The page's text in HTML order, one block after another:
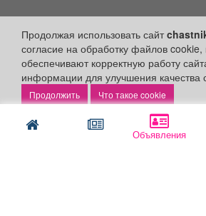
Объявления
Продолжая использовать сайт
согласие на обработку файлов cookie,
обеспечивают корректную работу
информации для улучшения качества
Что такое cookie
Политика конфиденциальности
Публикации с пометкой «Реклама», «На
«Партнёрский проект» оплачены
Редакция сайта не несет ответственности
информации, содержащейся в рекламных
объявлениях.
+16 © 2006-2026 ООО "Частник-М"